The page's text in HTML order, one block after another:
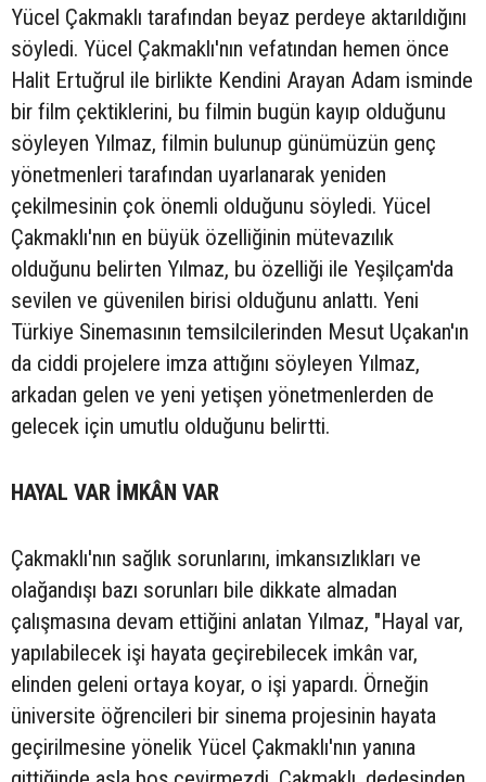
Yücel Çakmaklı tarafından beyaz perdeye aktarıldığını
söyledi. Yücel Çakmaklı'nın vefatından hemen önce
Halit Ertuğrul ile birlikte Kendini Arayan Adam isminde
bir film çektiklerini, bu filmin bugün kayıp olduğunu
söyleyen Yılmaz, filmin bulunup günümüzün genç
yönetmenleri tarafından uyarlanarak yeniden
çekilmesinin çok önemli olduğunu söyledi. Yücel
Çakmaklı'nın en büyük özelliğinin mütevazılık
olduğunu belirten Yılmaz, bu özelliği ile Yeşilçam'da
sevilen ve güvenilen birisi olduğunu anlattı. Yeni
Türkiye Sinemasının temsilcilerinden Mesut Uçakan'ın
da ciddi projelere imza attığını söyleyen Yılmaz,
arkadan gelen ve yeni yetişen yönetmenlerden de
gelecek için umutlu olduğunu belirtti.
HAYAL VAR İMKÂN VAR
Çakmaklı'nın sağlık sorunlarını, imkansızlıkları ve
olağandışı bazı sorunları bile dikkate almadan
çalışmasına devam ettiğini anlatan Yılmaz, "Hayal var,
yapılabilecek işi hayata geçirebilecek imkân var,
elinden geleni ortaya koyar, o işi yapardı. Örneğin
üniversite öğrencileri bir sinema projesinin hayata
geçirilmesine yönelik Yücel Çakmaklı'nın yanına